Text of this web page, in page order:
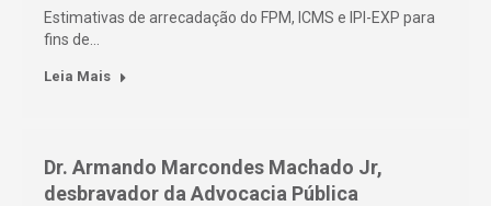
Estimativas de arrecadação do FPM, ICMS e IPI-EXP para
fins de…
Leia Mais
Dr. Armando Marcondes Machado Jr,
desbravador da Advocacia Pública